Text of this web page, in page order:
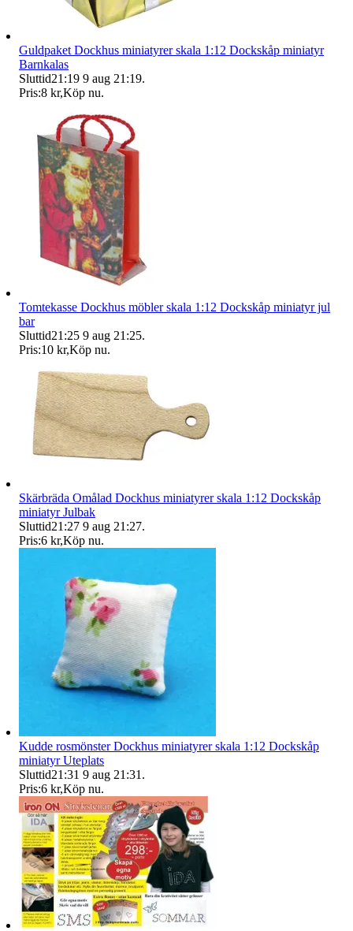
Guldpaket Dockhus miniatyrer skala 1:12 Dockskåp miniatyr
Barnkalas
Sluttid21:19 9 aug 21:19.
Pris:8 kr,Köp nu.
Tomtekasse Dockhus möbler skala 1:12 Dockskåp miniatyr jul
bar
Sluttid21:25 9 aug 21:25.
Pris:10 kr,Köp nu.
Skärbräda Omålad Dockhus miniatyrer skala 1:12 Dockskåp
miniatyr Julbak
Sluttid21:27 9 aug 21:27.
Pris:6 kr,Köp nu.
Kudde rosmönster Dockhus miniatyrer skala 1:12 Dockskåp
miniatyr Uteplats
Sluttid21:31 9 aug 21:31 .
Pris:6 kr,Köp nu.